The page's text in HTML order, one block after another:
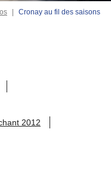
| Cronay au fil des saisons
2012